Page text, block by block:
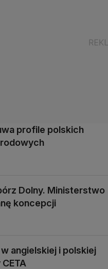
profile polskich
Dolny. Ministerstwo
koncepcji
angielskiej i polskiej